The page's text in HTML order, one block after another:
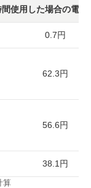
間使用した場合の電気
0.7円
62.3円
56.6円
38.1円
算